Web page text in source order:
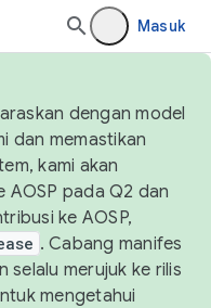
Masuk
dengan model
dan memastikan
kami akan
AOSP pada Q2 dan
ke AOSP,
. Cabang manifes
selalu merujuk ke rilis
mengetahui